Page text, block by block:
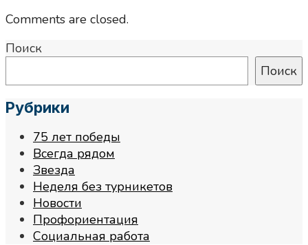
Comments are closed.
Поиск
Поиск
Рубрики
75 лет победы
Всегда рядом
Звезда
Неделя без турникетов
Новости
Профориентация
Социальная работа